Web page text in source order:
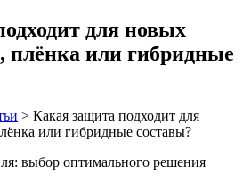
для новых
плёнка или гибридные
> Какая защита подходит для
или гибридные составы?
выбор оптимального решения